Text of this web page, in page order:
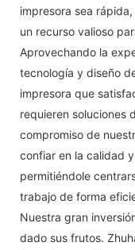
impresora sea
un recurso valioso
Aprovechando la
tecnología y diseño
impresora que
requieren soluciones
compromiso de
confiar en la calidad
permitiéndole
trabajo de forma
Nuestra gran
dado sus frutos.